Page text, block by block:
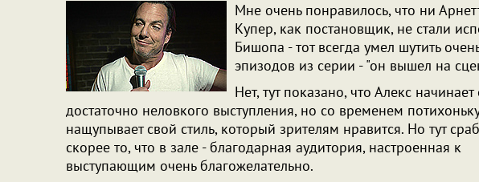
Мне очень понравилось, что ни
Купер, как постановщик, не стали
Бишопа - тот всегда умел шутить
эпизодов из серии - "он вышел на
Нет, тут показано, что Алекс начинает
достаточно неловкого выступления, но со временем потихоньку
нащупывает свой стиль, который зрителям нравится. Но тут
скорее то, что в зале - благодарная аудитория, настроенная к
выступающим очень благожелательно.